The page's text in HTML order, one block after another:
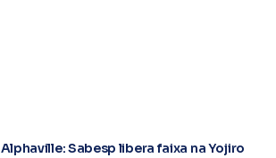
Alphaville: Sabesp libera faixa na Yojiro